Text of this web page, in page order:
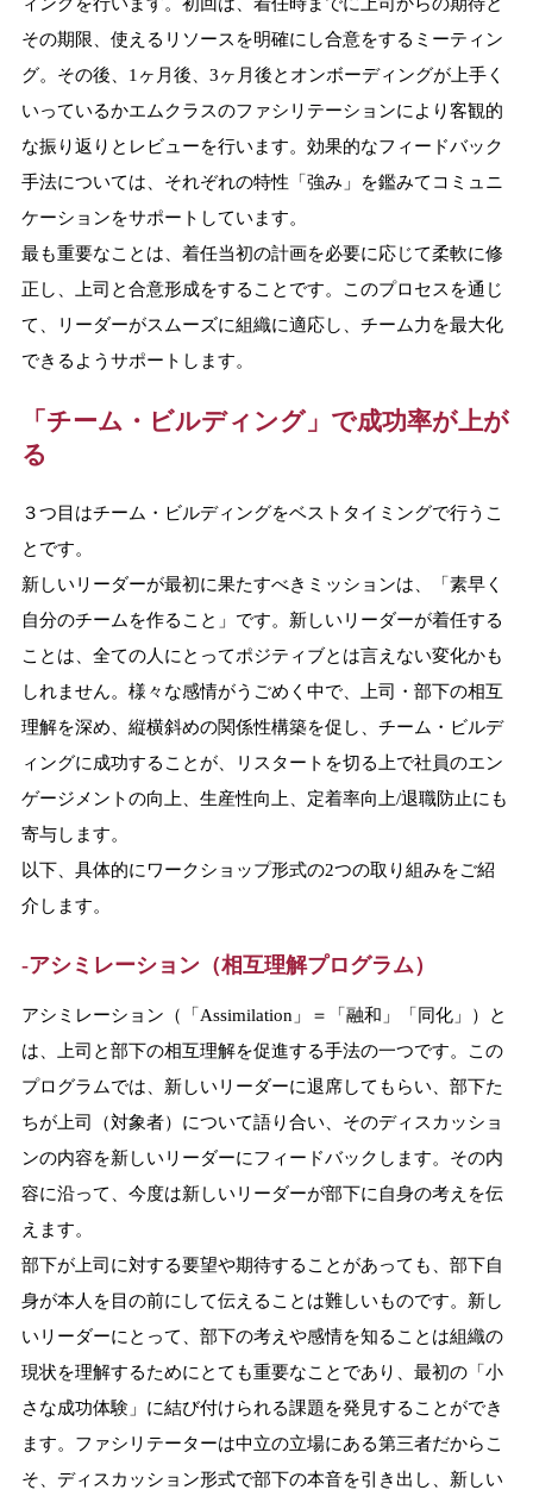
その期限、使えるリソースを明確にし合意をするミーティン
グ。その後、1ヶ月後、3ヶ月後とオンボーディングが上手く
いっているかエムクラスのファシリテーションにより客観的
な振り返りとレビューを行います。効果的なフィードバック
手法については、それぞれの特性「強み」を鑑みてコミュニ
ケーションをサポートしています。
最も重要なことは、着任当初の計画を必要に応じて柔軟に修
正し、上司と合意形成をすることです。このプロセスを通じ
て、リーダーがスムーズに組織に適応し、チーム力を最大化
できるようサポートします。
「チーム・ビルディング」で成功率が上が
る
３つ目はチーム・ビルディングをベストタイミングで行うこ
とです。
新しいリーダーが最初に果たすべきミッションは、「素早く
自分のチームを作ること」です。新しいリーダーが着任する
ことは、全ての人にとってポジティブとは言えない変化かも
しれません。様々な感情がうごめく中で、上司・部下の相互
理解を深め、縦横斜めの関係性構築を促し、チーム・ビルデ
ィングに成功することが、リスタートを切る上で社員のエン
ゲージメントの向上、生産性向上、定着率向上/退職防止にも
寄与します。
以下、具体的にワークショップ形式の2つの取り組みをご紹
介します。
-アシミレーション（相互理解プログラム）
アシミレーション（「Assimilation」＝「融和」「同化」）と
は、上司と部下の相互理解を促進する手法の一つです。この
プログラムでは、新しいリーダーに退席してもらい、部下た
ちが上司（対象者）について語り合い、そのディスカッショ
ンの内容を新しいリーダーにフィードバックします。その内
容に沿って、今度は新しいリーダーが部下に自身の考えを伝
えます。
部下が上司に対する要望や期待することがあっても、部下自
身が本人を目の前にして伝えることは難しいものです。新し
いリーダーにとって、部下の考えや感情を知ることは組織の
現状を理解するためにとても重要なことであり、最初の「小
さな成功体験」に結び付けられる課題を発見することができ
ます。ファシリテーターは中立の立場にある第三者だからこ
そ、ディスカッション形式で部下の本音を引き出し、新しい